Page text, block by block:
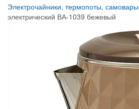
Электрочайники, термопоты, самовары
электрический ВА-1039 бежевый